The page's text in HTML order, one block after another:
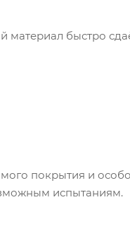
материал быстро
покрытия и
испытаниям.